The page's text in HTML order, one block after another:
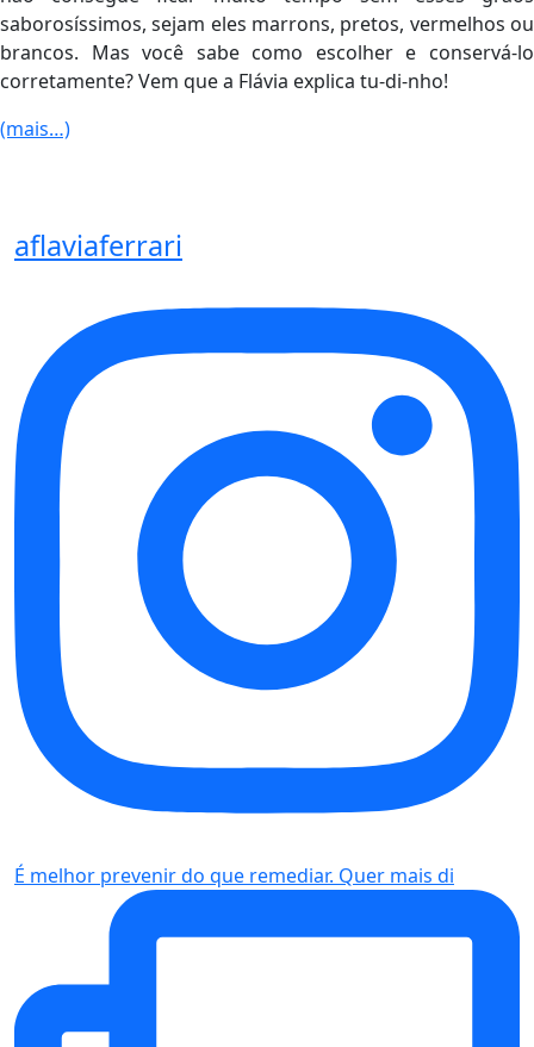
saborosíssimos, sejam eles marrons, pretos, vermelhos ou
brancos. Mas você sabe como escolher e conservá-lo
corretamente? Vem que a Flávia explica tu-di-nho!
(mais…)
aflaviaferrari
É melhor prevenir do que remediar. Quer mais di